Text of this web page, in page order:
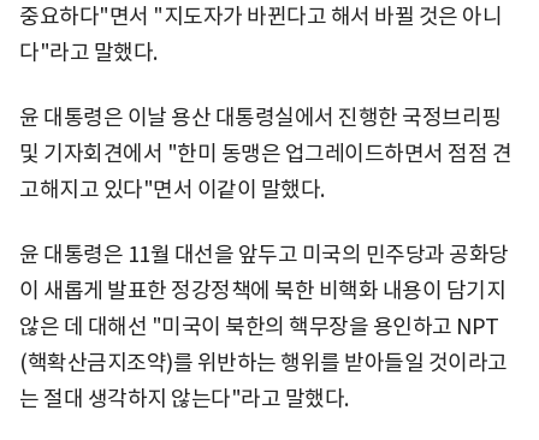
중요하다"면서 "지도자가 바뀐다고 해서 바뀔 것은 아니
다"라고 말했다.
윤 대통령은 이날 용산 대통령실에서 진행한 국정브리핑
및 기자회견에서 "한미 동맹은 업그레이드하면서 점점 견
고해지고 있다"면서 이같이 말했다.
윤 대통령은 11월 대선을 앞두고 미국의 민주당과 공화당
이 새롭게 발표한 정강정책에 북한 비핵화 내용이 담기지
않은 데 대해선 "미국이 북한의 핵무장을 용인하고 NPT
(핵확산금지조약)를 위반하는 행위를 받아들일 것이라고
는 절대 생각하지 않는다"라고 말했다.